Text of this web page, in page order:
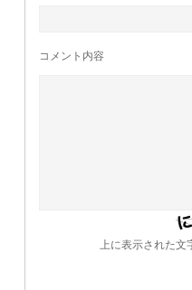
コメント内容
上に表示された文